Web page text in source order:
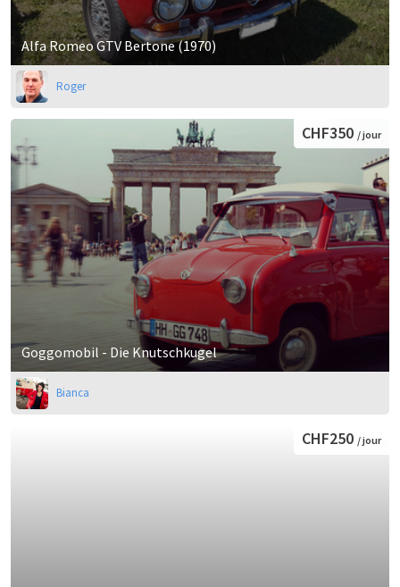
Alfa Romeo GTV Bertone (1970)
Roger
Goggomobil - Die Knutschkugel
CHF350 / jour
Bianca
CHF250 / jour